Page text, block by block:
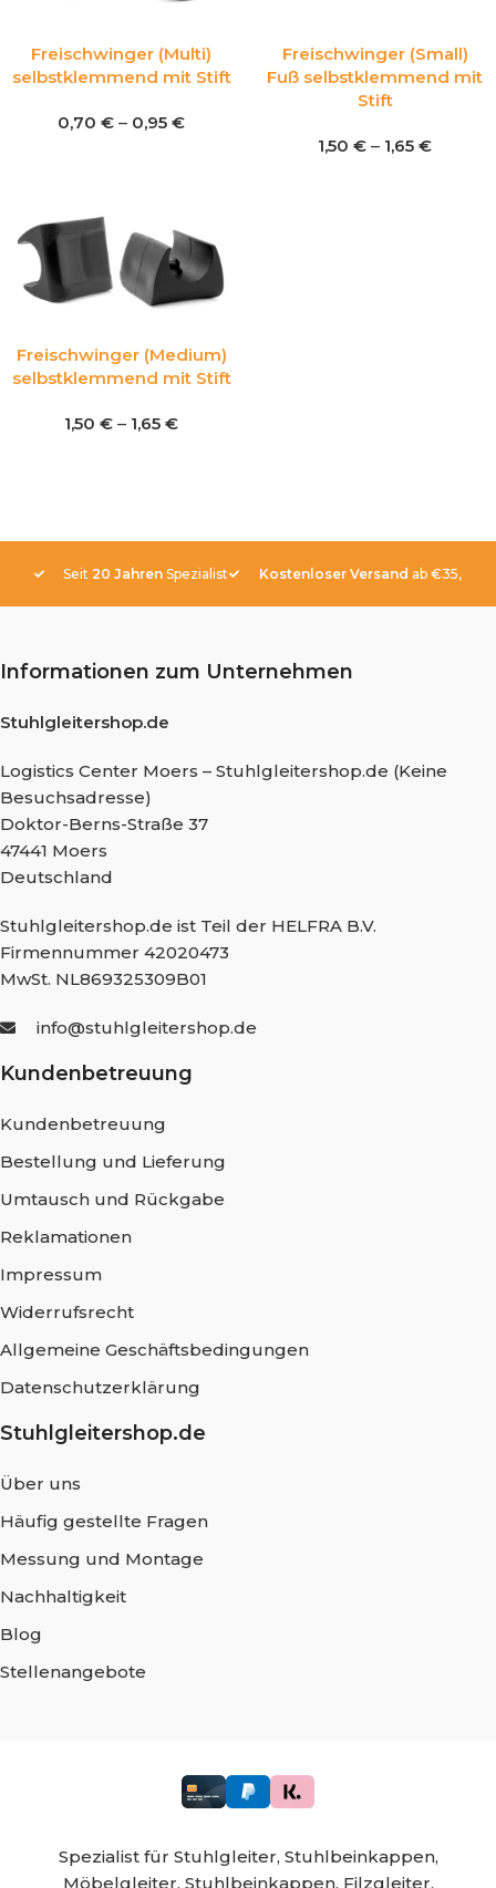
Freischwinger (Multi)
selbstklemmend mit Stift
0,70 € – 0,95 €
Freischwinger (Small)
Fuß selbstklemmend mit
Stift
1,50 € – 1,65 €
Freischwinger (Medium)
selbstklemmend mit Stift
1,50 € – 1,65 €
Seit 20 Jahren Spezialist Kostenloser Versand ab €35,-
Informationen zum Unternehmen
Stuhlgleitershop.de
Logistics Center Moers – Stuhlgleitershop.de (Keine
Besuchsadresse)
Doktor-Berns-Straße 37
47441 Moers
Deutschland
Stuhlgleitershop.de ist Teil der HELFRA B.V.
Firmennummer 42020473
MwSt. NL869325309B01
info@stuhlgleitershop.de
Kundenbetreuung
Kundenbetreuung
Bestellung und Lieferung
Umtausch und Rückgabe
Reklamationen
Impressum
Widerrufsrecht
Allgemeine Geschäftsbedingungen
Datenschutzerklärung
Stuhlgleitershop.de
Über uns
Häufig gestellte Fragen
Messung und Montage
Nachhaltigkeit
Blog
Stellenangebote
Spezialist für Stuhlgleiter, Stuhlbeinkappen,
Möbelgleiter, Stuhlbeinkappen, Filzgleiter,